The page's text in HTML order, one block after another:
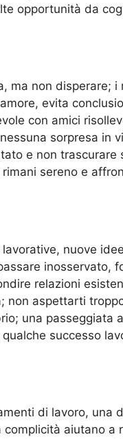
opportunità da
ma non disperare;
evita
con amici
sorpresa in
e non trascurare
sereno e
nuove
inosservato,
relazioni
non aspettarti
una
successo
di lavoro, una
aiutano a